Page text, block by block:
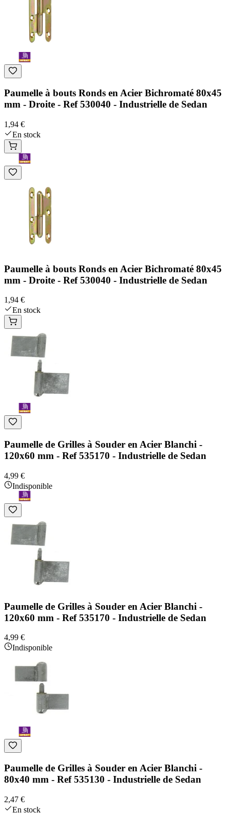
Paumelle à bouts Ronds en Acier Bichromaté 80x45
mm - Droite - Ref 530040 - Industrielle de Sedan
1,94 €
En stock
Paumelle à bouts Ronds en Acier Bichromaté 80x45
mm - Droite - Ref 530040 - Industrielle de Sedan
1,94 €
En stock
Paumelle de Grilles à Souder en Acier Blanchi -
120x60 mm - Ref 535170 - Industrielle de Sedan
4,99 €
Indisponible
Paumelle de Grilles à Souder en Acier Blanchi -
120x60 mm - Ref 535170 - Industrielle de Sedan
4,99 €
Indisponible
Paumelle de Grilles à Souder en Acier Blanchi -
80x40 mm - Ref 535130 - Industrielle de Sedan
2,47 €
En stock